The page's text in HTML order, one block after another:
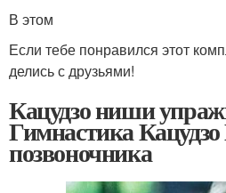
В этом
Если тебе понравился этот
делись с друзьями!
Кацудзо ниши
Гимнастика
позвоночника